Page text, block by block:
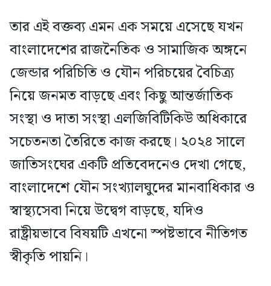
তার এই বক্তব্য এমন এক সময়ে এসেছে যখন
বাংলাদেশের রাজনৈতিক ও সামাজিক অঙ্গনে
জেন্ডার পরিচিতি ও যৌন পরিচয়ের বৈচিত্র্য
নিয়ে জনমত বাড়ছে এবং কিছু আন্তর্জাতিক
সংস্থা ও দাতা সংস্থা এলজিবিটিকিউ অধিকারে
সচেতনতা তৈরিতে কাজ করছে। ২০২৪ সালে
জাতিসংঘের একটি প্রতিবেদনেও দেখা গেছে,
বাংলাদেশে যৌন সংখ্যালঘুদের মানবাধিকার ও
স্বাস্থ্যসেবা নিয়ে উদ্বেগ বাড়ছে, যদিও
রাষ্ট্রীয়ভাবে বিষয়টি এখনো স্পষ্টভাবে নীতিগত
স্বীকৃতি পায়নি।